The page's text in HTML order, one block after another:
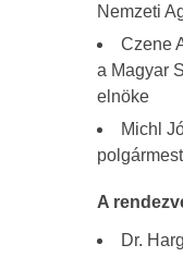
Nemzeti
Czene
a Magyar
elnöke
Michl
A
Dr.